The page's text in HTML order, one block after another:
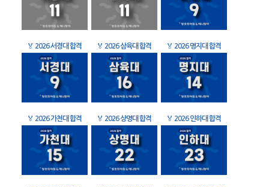
🏅 2026 서경대 합격 🏅 2026 삼육대 합격 🏅 2026 명지대 합격
🏅 2026 가천대 합격 🏅 2026 상명대 합격 🏅 2026 인하대 합격